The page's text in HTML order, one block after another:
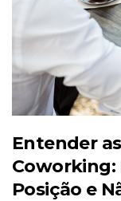
Entender
Coworking:
Posição e